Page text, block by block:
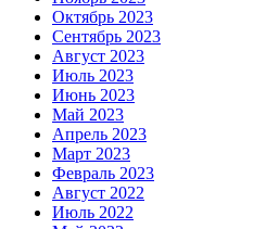
Октябрь 2023
Сентябрь 2023
Август 2023
Июль 2023
Июнь 2023
Май 2023
Апрель 2023
Март 2023
Февраль 2023
Август 2022
Июль 2022